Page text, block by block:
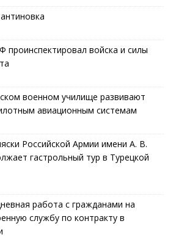
войска и силы
военном училище развивают
авиационным системам
Российской Армии имени А. В.
гастрольный тур в Турецкой
работа с гражданами на
службу по контракту в